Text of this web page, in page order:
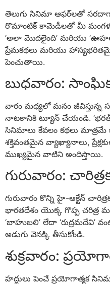
తెలుగు సినిమా ఆఫర్‌లతో
రొమాంటిక్ కామెడీలతో మీ
‘అలా మొదలైంది’ మరియు
ప్రేమకథలు మరియు
పెంచుతాయి.
బుధవారం:
వారం మధ్యలో మనం జీవిస్తున్న
నాటకానికి ట్యూన్ చేయండి. ‘భరత్
సినిమాలు కేవలం కథలు
శక్తివంతమైన వ్యాఖ్యానాలు,
ముఖ్యమైన వాటిని అందిస్తాయి.
గురువారం:
గురువారం కొన్ని హై-ఆక్టేన్
భారతదేశం యొక్క గొప్ప చరిత్ర
‘బాహుబలి’ లేదా ‘రుద్రమదేవి’
అడుగు వెనక్కి తీసుకోండి.
శుక్రవారం:
హద్దులు పెంచే ప్రయోగాత్మక